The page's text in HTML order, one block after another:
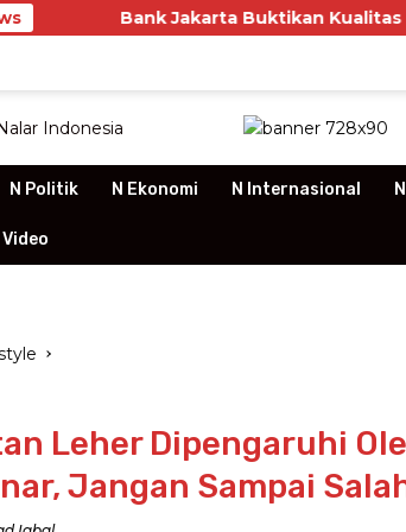
Jakarta Buktikan Kualitas Layanan
N Politik N Ekonomi N Internasional
Video
Leher Dipengaruhi
Jangan Sampai